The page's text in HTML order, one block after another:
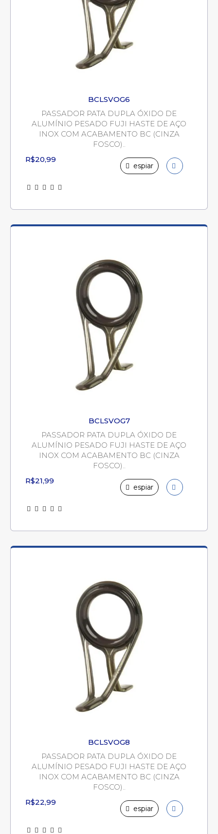
BCLSVOG6
PASSADOR PATA DUPLA ÓXIDO DE
ALUMÍNIO PESADO FUJI HASTE DE AÇO
INOX COM ACABAMENTO BC (CINZA
FOSCO)..
R$20,99
espiar
BCLSVOG7
PASSADOR PATA DUPLA ÓXIDO DE
ALUMÍNIO PESADO FUJI HASTE DE AÇO
INOX COM ACABAMENTO BC (CINZA
FOSCO)..
R$21,99
espiar
BCLSVOG8
PASSADOR PATA DUPLA ÓXIDO DE
ALUMÍNIO PESADO FUJI HASTE DE AÇO
INOX COM ACABAMENTO BC (CINZA
FOSCO)..
R$22,99
espiar